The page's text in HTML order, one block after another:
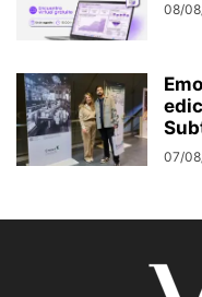
08/
07/